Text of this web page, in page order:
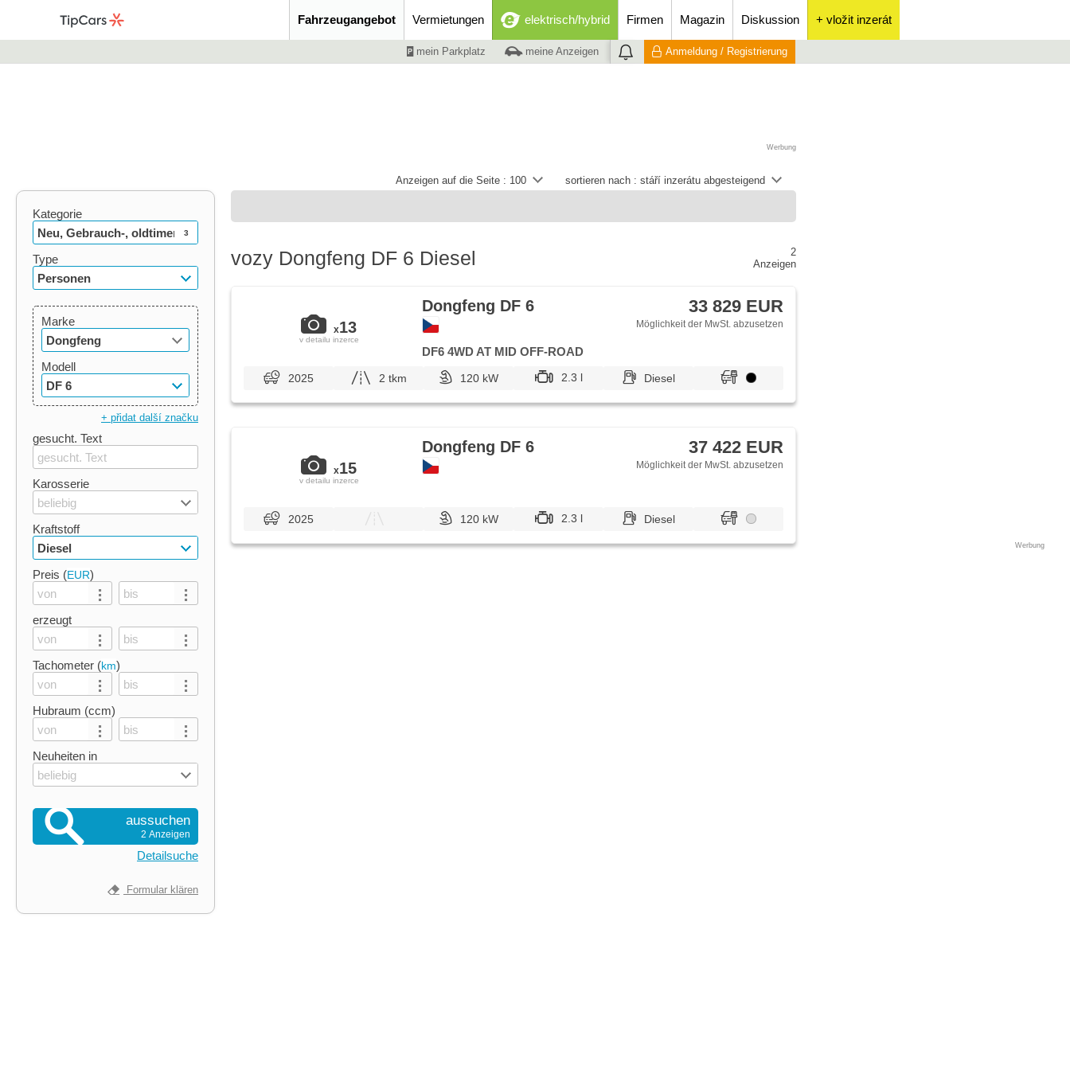
Fahrzeugangebot Vermietungen elektrisch/hybrid Firmen Magazin Diskussion + vložit inzerát
mein Parkplatz meine Anzeigen Anmeldung / Registrierung
Werbung
sortieren nach : stáří inzerátu abgesteigend
Anzeigen auf die Seite : 100
Kategorie
Neu, Gebrauch-, oldtimer
3
Type
Personen
Marke
Dongfeng
Modell
DF 6
+ přidat další značku
gesucht. Text
Karosserie
beliebig
Kraftstoff
Diesel
Preis (EUR)
erzeugt
Tachometer (km)
Hubraum (ccm)
Neuheiten in
beliebig
aussuchen
2 Anzeigen
Detailsuche
Formular klären
vozy Dongfeng DF 6 Diesel
2
Anzeigen
x13
v detailu inzerce
Dongfeng DF 6 33 829 EUR
Möglichkeit der MwSt. abzusetzen
DF6 4WD AT MID OFF-ROAD
2025 2 tkm 120 kW 2.3 l Diesel
x15
v detailu inzerce
Dongfeng DF 6 37 422 EUR
Möglichkeit der MwSt. abzusetzen
2025 120 kW 2.3 l Diesel
Werbung